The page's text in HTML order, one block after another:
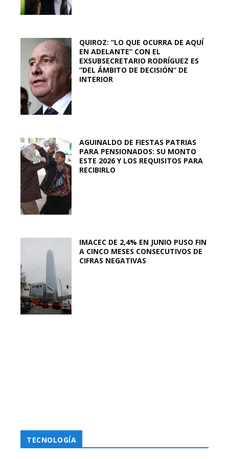
QUIROZ: “LO QUE OCURRA DE AQUÍ
EN ADELANTE” CON EL
EXSUBSECRETARIO RODRÍGUEZ ES
“DEL ÁMBITO DE DECISIÓN” DE
INTERIOR
AGUINALDO DE FIESTAS PATRIAS
PARA PENSIONADOS: SU MONTO
ESTE 2026 Y LOS REQUISITOS PARA
RECIBIRLO
IMACEC DE 2,4% EN JUNIO PUSO FIN
A CINCO MESES CONSECUTIVOS DE
CIFRAS NEGATIVAS
TECNOLOGÍA